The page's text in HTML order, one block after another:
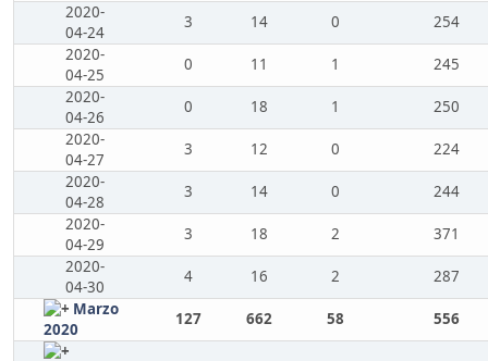
2020-
04-24
3 14 0
254
2020-
04-25
0 11 1
245
2020-
04-26
0 18 1
250
2020-
04-27
3 12 0
224
2020-
04-28
3 14 0
244
2020-
04-29
3 18 2
371
2020-
04-30
4 16 2
287
Marzo
2020
127 662 58 556